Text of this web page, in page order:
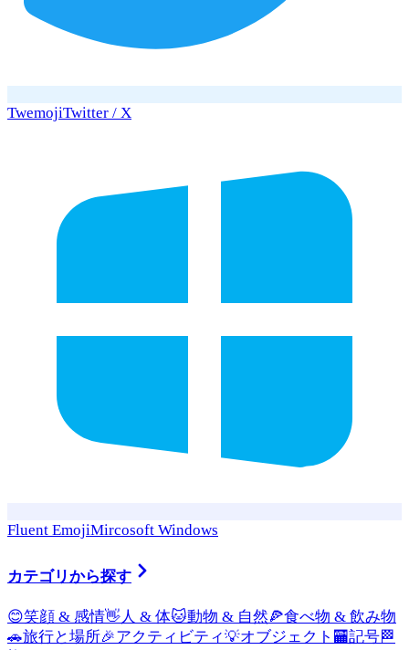
TwemojiTwitter / X
Fluent EmojiMircosoft Windows
カテゴリから探す
😊笑顔 & 感情👋 人 & 体🐱動物 & 自然🍕食べ物 & 飲み物
🚗旅行と場所🎉アクティビティ💡オブジェクト 🏧記号🏁